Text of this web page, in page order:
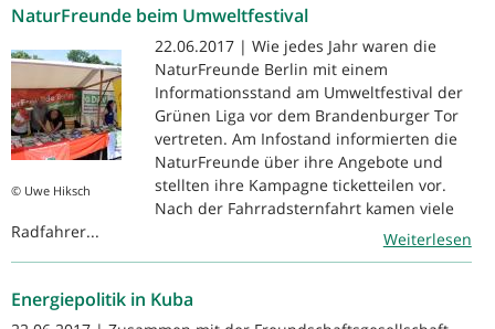
NaturFreunde beim Umweltfestival
© Uwe Hiksch
22.06.2017 | Wie jedes Jahr waren die
NaturFreunde Berlin mit einem
Informationsstand am Umweltfestival der
Grünen Liga vor dem Brandenburger Tor
vertreten. Am Infostand informierten die
NaturFreunde über ihre Angebote und
stellten ihre Kampagne ticketteilen vor.
Nach der Fahrradsternfahrt kamen viele
Radfahrer...
Weiterlesen
Energiepolitik in Kuba